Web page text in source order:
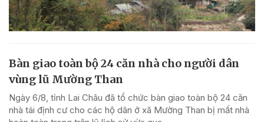
Bàn giao toàn bộ 24 căn nhà cho người dân
vùng lũ Mường Than
Ngày 6/8, tỉnh Lai Châu đã tổ chức bàn giao toàn bộ 24 căn
nhà tái định cư cho các hộ dân ở xã Mường Than bị mất nhà